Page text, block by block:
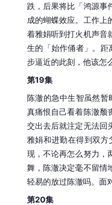
跌，后果将比「鸿源事
成的蝴蝶效应。工作上
着雅娟听到打火机声音
生的「始作俑者」。
步逼近的此刻，他该怎
第19集
陈澈的急中生智虽然
真痛恨自己看着陈澈颓
交出去后就注定无法回
雅娟和进勤在得到双
现，不论再怎么努力，
舞，陈澈决定毫不留情
轻易的放过陈澈吗。面
第20集